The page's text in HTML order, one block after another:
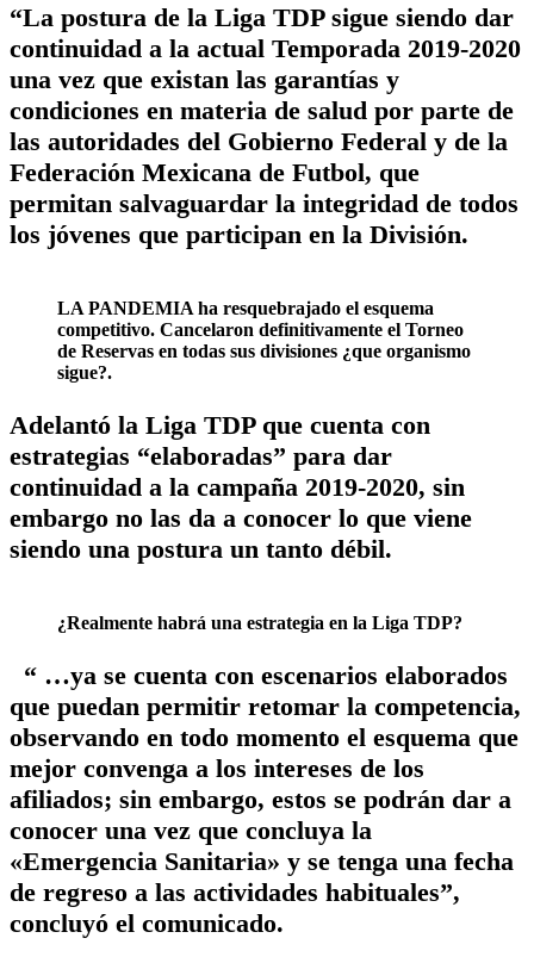
“La postura de la Liga TDP sigue siendo dar
continuidad a la actual Temporada 2019-2020
una vez que existan las garantías y
condiciones en materia de salud por parte de
las autoridades del Gobierno Federal y de la
Federación Mexicana de Futbol, que
permitan salvaguardar la integridad de todos
los jóvenes que participan en la División.
LA PANDEMIA ha resquebrajado el esquema
competitivo. Cancelaron definitivamente el Torneo
de Reservas en todas sus divisiones ¿que organismo
sigue?.
Adelantó la Liga TDP que cuenta con
estrategias “elaboradas” para dar
continuidad a la campaña 2019-2020, sin
embargo no las da a conocer lo que viene
siendo una postura un tanto débil.
¿Realmente habrá una estrategia en la Liga TDP?
“ …ya se cuenta con escenarios elaborados
que puedan permitir retomar la competencia,
observando en todo momento el esquema que
mejor convenga a los intereses de los
afiliados; sin embargo, estos se podrán dar a
conocer una vez que concluya la
«Emergencia Sanitaria» y se tenga una fecha
de regreso a las actividades habituales”,
concluyó el comunicado.